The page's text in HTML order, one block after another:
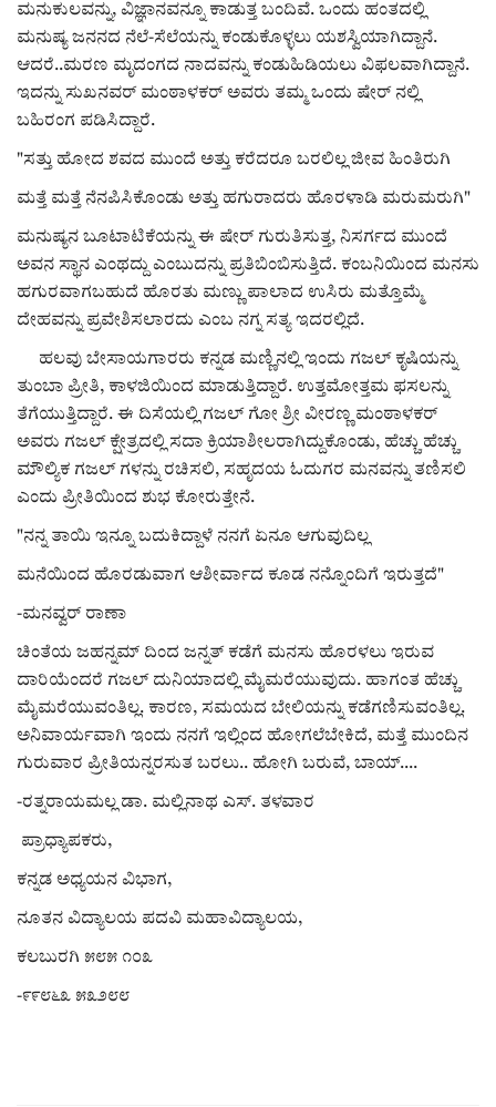
ಮನುಕುಲವನ್ನು, ವಿಜ್ಞಾನವನ್ನೂ ಕಾಡುತ್ತ ಬಂದಿವೆ. ಒಂದು ಹಂತದಲ್ಲಿ
ಮನುಷ್ಯ ಜನನದ ನೆಲೆ-ಸೆಲೆಯನ್ನು ಕಂಡುಕೊಳ್ಳಲು ಯಶಸ್ವಿಯಾಗಿದ್ದಾನೆ.
ಆದರೆ..ಮರಣ ಮೃದಂಗದ ನಾದವನ್ನು ಕಂಡುಹಿಡಿಯಲು ವಿಫಲವಾಗಿದ್ದಾನೆ.
ಇದನ್ನು ಸುಖನವರ್ ಮಂಠಾಳಕರ್ ಅವರು ತಮ್ಮ ಒಂದು ಷೇರ್ ನಲ್ಲಿ
ಬಹಿರಂಗ ಪಡಿಸಿದ್ದಾರೆ.
"ಸತ್ತು ಹೋದ ಶವದ ಮುಂದೆ ಅತ್ತು ಕರೆದರೂ ಬರಲಿಲ್ಲ ಜೀವ ಹಿಂತಿರುಗಿ
ಮತ್ತೆ ಮತ್ತೆ ನೆನಪಿಸಿಕೊಂಡು ಅತ್ತು ಹಗುರಾದರು ಹೊರಳಾಡಿ ಮರುಮರುಗಿ"
ಮನುಷ್ಯನ ಬೂಟಾಟಿಕೆಯನ್ನು ಈ ಷೇರ್ ಗುರುತಿಸುತ್ತ, ನಿಸರ್ಗದ ಮುಂದೆ
ಅವನ ಸ್ಥಾನ ಎಂಥದ್ದು ಎಂಬುದನ್ನು ಪ್ರತಿಬಿಂಬಿಸುತ್ತಿದೆ. ಕಂಬನಿಯಿಂದ ಮನಸು
ಹಗುರವಾಗಬಹುದೆ ಹೊರತು ಮಣ್ಣು ಪಾಲಾದ ಉಸಿರು ಮತ್ತೊಮ್ಮೆ
ದೇಹವನ್ನು ಪ್ರವೇಶಿಸಲಾರದು ಎಂಬ ನಗ್ನ ಸತ್ಯ ಇದರಲ್ಲಿದೆ.
ಹಲವು ಬೇಸಾಯಗಾರರು ಕನ್ನಡ ಮಣ್ಣಿನಲ್ಲಿ ಇಂದು ಗಜಲ್ ಕೃಷಿಯನ್ನು
ತುಂಬಾ ಪ್ರೀತಿ, ಕಾಳಜಿಯಿಂದ ಮಾಡುತ್ತಿದ್ದಾರೆ. ಉತ್ತಮೋತ್ತಮ ಫಸಲನ್ನು
ತೆಗೆಯುತ್ತಿದ್ದಾರೆ. ಈ ದಿಸೆಯಲ್ಲಿ ಗಜಲ್ ಗೋ ಶ್ರೀ ವೀರಣ್ಣ ಮಂಠಾಳಕರ್
ಅವರು ಗಜಲ್ ಕ್ಷೇತ್ರದಲ್ಲಿ ಸದಾ ಕ್ರಿಯಾಶೀಲರಾಗಿದ್ದುಕೊಂಡು, ಹೆಚ್ಚು ಹೆಚ್ಚು
ಮೌಲ್ಯಿಕ ಗಜಲ್ ಗಳನ್ನು ರಚಿಸಲಿ, ಸಹೃದಯ ಓದುಗರ ಮನವನ್ನು ತಣಿಸಲಿ
ಎಂದು ಪ್ರೀತಿಯಿಂದ ಶುಭ ಕೋರುತ್ತೇನೆ.
"ನನ್ನ ತಾಯಿ ಇನ್ನೂ ಬದುಕಿದ್ದಾಳೆ ನನಗೆ ಏನೂ ಆಗುವುದಿಲ್ಲ
ಮನೆಯಿಂದ ಹೊರಡುವಾಗ ಆಶೀರ್ವಾದ ಕೂಡ ನನ್ನೊಂದಿಗೆ ಇರುತ್ತದೆ"
-ಮನವ್ವರ್ ರಾಣಾ
ಚಿಂತೆಯ ಜಹನ್ನಮ್ ದಿಂದ ಜನ್ನತ್ ಕಡೆಗೆ ಮನಸು ಹೊರಳಲು ಇರುವ
ದಾರಿಯೆಂದರೆ ಗಜಲ್ ದುನಿಯಾದಲ್ಲಿ ಮೈಮರೆಯುವುದು. ಹಾಗಂತ ಹೆಚ್ಚು
ಮೈಮರೆಯುವಂತಿಲ್ಲ. ಕಾರಣ, ಸಮಯದ ಬೇಲಿಯನ್ನು ಕಡೆಗಣಿಸುವಂತಿಲ್ಲ.
ಅನಿವಾರ್ಯವಾಗಿ ಇಂದು ನನಗೆ ಇಲ್ಲಿಂದ ಹೋಗಲೆಬೇಕಿದೆ, ಮತ್ತೆ ಮುಂದಿನ
ಗುರುವಾರ‌ ಪ್ರೀತಿಯನ್ನರಸುತ ಬರಲು.. ಹೋಗಿ ಬರುವೆ, ಬಾಯ್....
-ರತ್ನರಾಯಮಲ್ಲ ಡಾ. ಮಲ್ಲಿನಾಥ ಎಸ್. ತಳವಾರ
ಪ್ರಾಧ್ಯಾಪಕರು,
ಕನ್ನಡ ಅಧ್ಯಯನ ವಿಭಾಗ,
ನೂತನ ವಿದ್ಯಾಲಯ ಪದವಿ ಮಹಾವಿದ್ಯಾಲಯ,
ಕಲಬುರಗಿ ೫೮೫ ೧೦೩
-೯೯೮೬೩ ೫೩೨೮೮